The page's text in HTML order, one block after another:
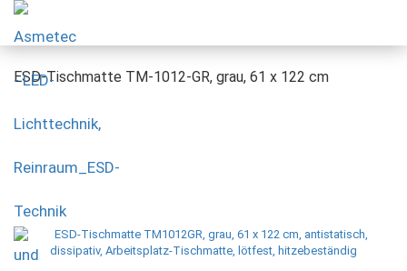
ESD-Tischmatte TM-1012-GR, grau, 61 x 122 cm